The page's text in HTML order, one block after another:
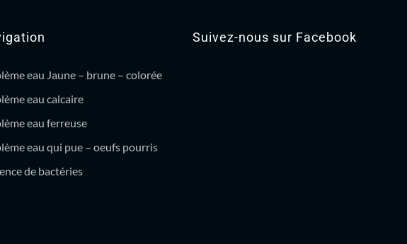
eau Jaune – brune – colorée
eau calcaire
eau ferreuse
eau qui pue – oeufs pourris
de bactéries
Suivez-nous sur Facebook